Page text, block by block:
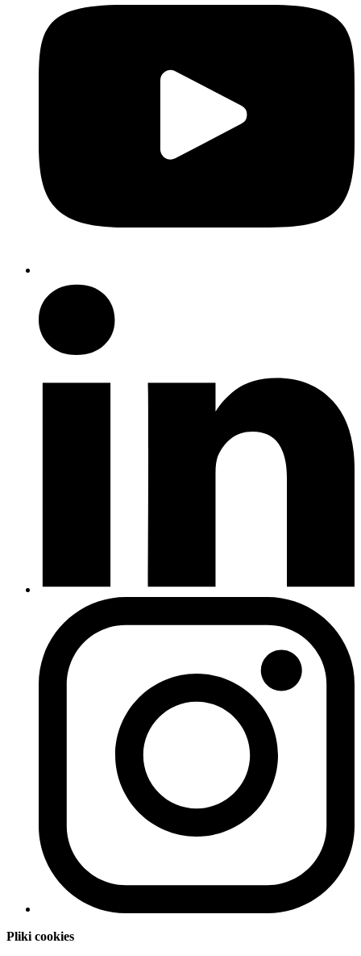
Pliki cookies